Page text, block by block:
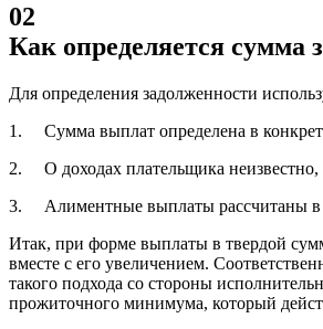
02
Как определяется сумма
Для определения задолженности
1. Сумма выплат определена в
2. О доходах плательщика неизвестно,
3. Алиментные выплаты рассчитаны в
Итак, при форме выплаты в твердой
вместе с его увеличением.
такого подхода со стороны
прожиточного минимума, который